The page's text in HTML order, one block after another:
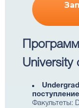
University
Факультеты: